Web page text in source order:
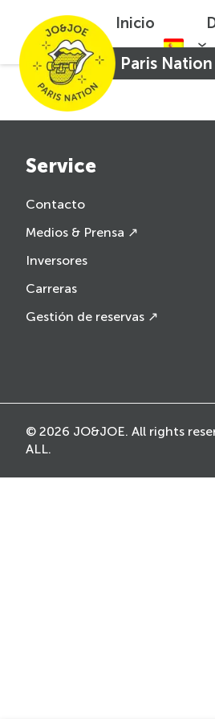
Paris Nation
Inicio
Service
Contacto
Medios & Prensa ↗
Inversores
Carreras
Gestión de reservas ↗
© 2026 JO&JOE. All rights
ALL.